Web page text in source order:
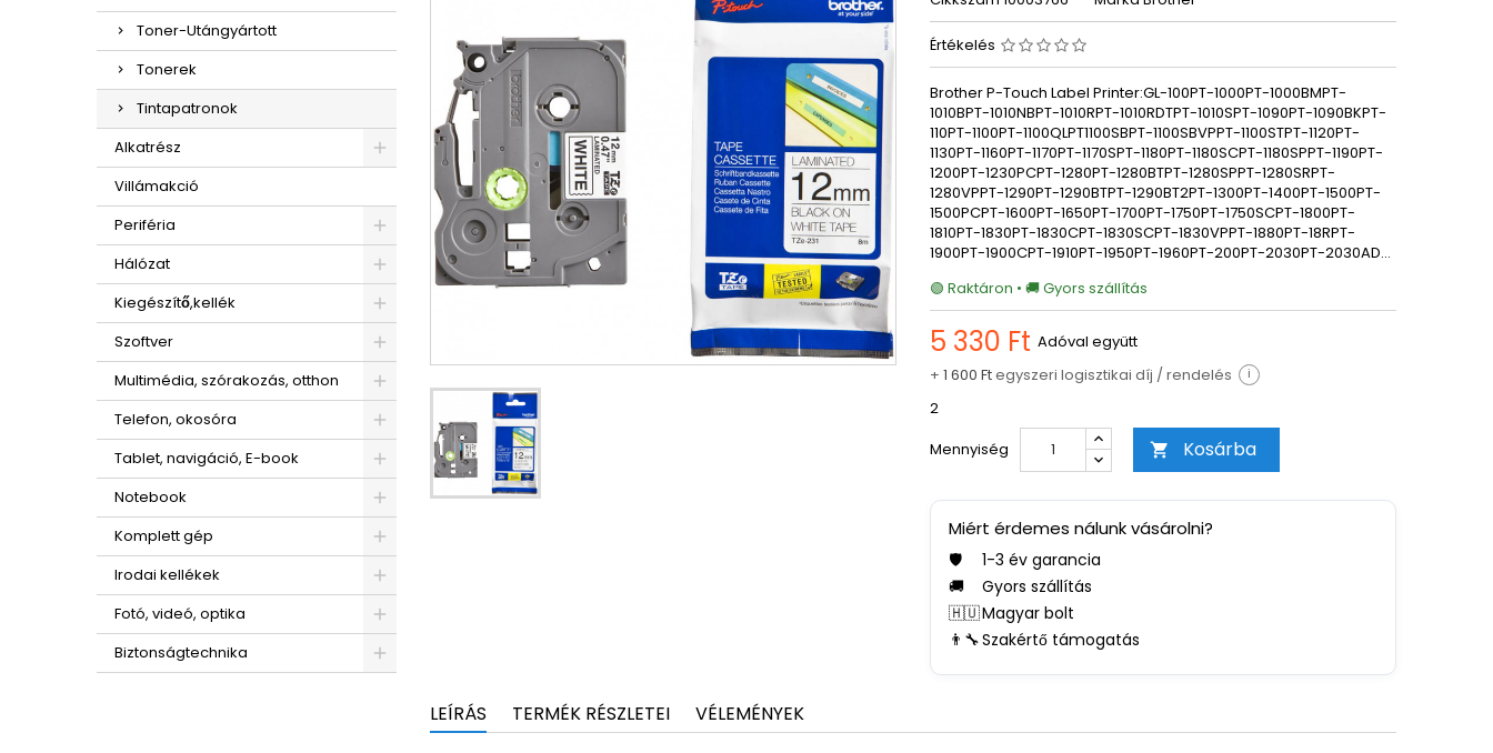
Toner-Utángyártott
Tonerek
Tintapatronok
Alkatrész
Villámakció
Periféria
Hálózat
Kiegészítő,kellék
Szoftver
Multimédia, szórakozás, otthon
Telefon, okosóra
Tablet, navigáció, E-book
Notebook
Komplett gép
Irodai kellékek
Fotó, videó, optika
Biztonságtechnika
Értékelés
Brother P-Touch Label Printer:GL-100PT-1000PT-1000BMPT-
1010BPT-1010NBPT-1010RPT-1010RDTPT-1010SPT-1090PT-1090BKPT-
110PT-1100PT-1100QLPT1100SBPT-1100SBVPPT-1100STPT-1120PT-
1130PT-1160PT-1170PT-1170SPT-1180PT-1180SCPT-1180SPPT-1190PT-
1200PT-1230PCPT-1280PT-1280BTPT-1280SPPT-1280SRPT-
1280VPPT-1290PT-1290BTPT-1290BT2PT-1300PT-1400PT-1500PT-
1500PCPT-1600PT-1650PT-1700PT-1750PT-1750SCPT-1800PT-
1810PT-1830PT-1830CPT-1830SCPT-1830VPPT-1880PT-18RPT-
1900PT-1900CPT-1910PT-1950PT-1960PT-200PT-2030PT-2030AD…
🟢 Raktáron • 🚚 Gyors szállítás
5 330 Ft Adóval együtt
+ 1 600 Ftegyszeri logisztikai díj / rendelés i
2
Mennyiség
 Kosárba
Miért érdemes nálunk vásárolni?
🛡️
1-3 év garancia
🚚
Gyors szállítás
🇭🇺Magyar bolt
👨‍🔧Szakértő támogatás
LEÍRÁS TERMÉK RÉSZLETEI VÉLEMÉNYEK